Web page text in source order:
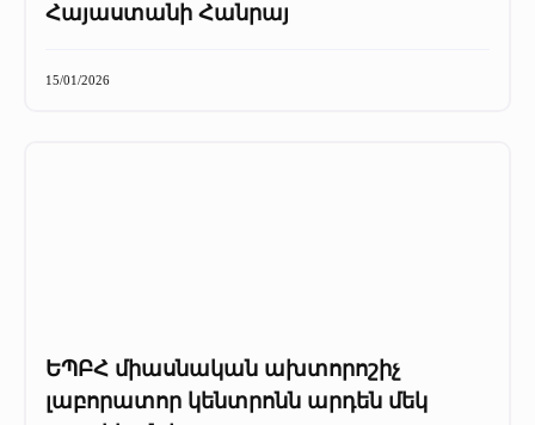
Հայաստանի Հանրայ
15/01/2026
ԵՊԲՀ միասնական ախտորոշիչ
լաբորատոր կենտրոնն արդեն մեկ